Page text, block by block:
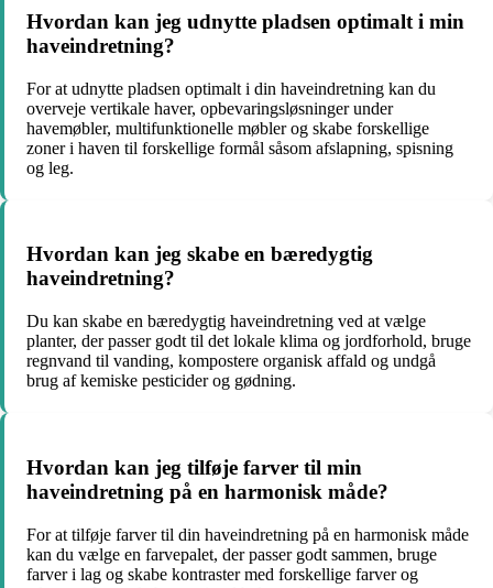
Hvordan kan jeg udnytte pladsen optimalt i min
haveindretning?
For at udnytte pladsen optimalt i din haveindretning kan du
overveje vertikale haver, opbevaringsløsninger under
havemøbler, multifunktionelle møbler og skabe forskellige
zoner i haven til forskellige formål såsom afslapning, spisning
og leg.
Hvordan kan jeg skabe en bæredygtig
haveindretning?
Du kan skabe en bæredygtig haveindretning ved at vælge
planter, der passer godt til det lokale klima og jordforhold, bruge
regnvand til vanding, kompostere organisk affald og undgå
brug af kemiske pesticider og gødning.
Hvordan kan jeg tilføje farver til min
haveindretning på en harmonisk måde?
For at tilføje farver til din haveindretning på en harmonisk måde
kan du vælge en farvepalet, der passer godt sammen, bruge
farver i lag og skabe kontraster med forskellige farver og